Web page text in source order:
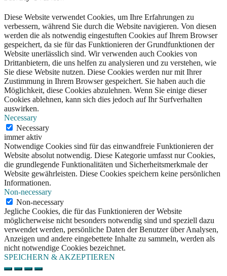
Diese Website verwendet Cookies, um Ihre Erfahrungen zu
verbessern, während Sie durch die Website navigieren. Von diesen
werden die als notwendig eingestuften Cookies auf Ihrem Browser
gespeichert, da sie für das Funktionieren der Grundfunktionen der
Website unerlässlich sind. Wir verwenden auch Cookies von
Drittanbietern, die uns helfen zu analysieren und zu verstehen, wie
Sie diese Website nutzen. Diese Cookies werden nur mit Ihrer
Zustimmung in Ihrem Browser gespeichert. Sie haben auch die
Möglichkeit, diese Cookies abzulehnen. Wenn Sie einige dieser
Cookies ablehnen, kann sich dies jedoch auf Ihr Surfverhalten
auswirken.
Necessary
Necessary
immer aktiv
Notwendige Cookies sind für das einwandfreie Funktionieren der
Website absolut notwendig. Diese Kategorie umfasst nur Cookies,
die grundlegende Funktionalitäten und Sicherheitsmerkmale der
Website gewährleisten. Diese Cookies speichern keine persönlichen
Informationen.
Non-necessary
Non-necessary
Jegliche Cookies, die für das Funktionieren der Website
möglicherweise nicht besonders notwendig sind und speziell dazu
verwendet werden, persönliche Daten der Benutzer über Analysen,
Anzeigen und andere eingebettete Inhalte zu sammeln, werden als
nicht notwendige Cookies bezeichnet.
SPEICHERN & AKZEPTIEREN